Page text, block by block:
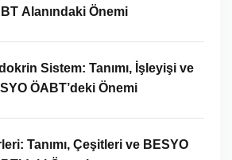
Alanındaki Önemi
Sistem: Tanımı, İşleyişi ve
ÖABT’deki Önemi
Tanımı, Çeşitleri ve BESYO